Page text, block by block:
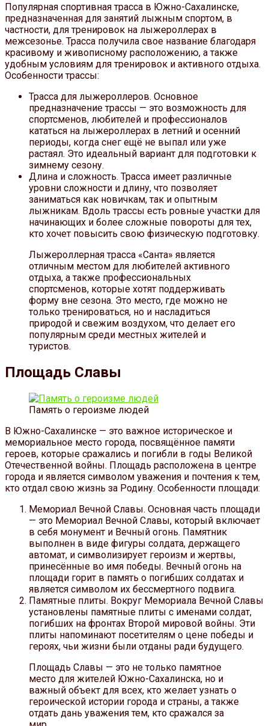
Популярная спортивная трасса в Южно-Сахалинске,
предназначенная для занятий лыжным спортом, в
частности, для тренировок на лыжероллерах в
межсезонье. Трасса получила свое название благодаря
красивому и живописному расположению, а также
удобным условиям для тренировок и активного отдыха.
Особенности трассы:
Трасса для лыжероллеров. Основное
предназначение трассы — это возможность для
спортсменов, любителей и профессионалов
кататься на лыжероллерах в летний и осенний
периоды, когда снег ещё не выпал или уже
растаял. Это идеальный вариант для подготовки к
зимнему сезону.
Длина и сложность. Трасса имеет различные
уровни сложности и длину, что позволяет
заниматься как новичкам, так и опытным
лыжникам. Вдоль трассы есть ровные участки для
начинающих и более сложные повороты для тех,
кто хочет повысить свою физическую подготовку.
Лыжероллерная трасса «Санта» является
отличным местом для любителей активного
отдыха, а также профессиональных
спортсменов, которые хотят поддерживать
форму вне сезона. Это место, где можно не
только тренироваться, но и насладиться
природой и свежим воздухом, что делает его
популярным среди местных жителей и
туристов.
Площадь Славы
Память о героизме людей
В Южно-Сахалинске — это важное историческое и
мемориальное место города, посвящённое памяти
героев, которые сражались и погибли в годы Великой
Отечественной войны. Площадь расположена в центре
города и является символом уважения и почтения к тем,
кто отдал свою жизнь за Родину. Особенности площади:
Мемориал Вечной Славы. Основная часть площади
— это Мемориал Вечной Славы, который включает
в себя монумент и Вечный огонь. Памятник
выполнен в виде фигуры солдата, держащего
автомат, и символизирует героизм и жертвы,
принесённые во имя победы. Вечный огонь на
площади горит в память о погибших солдатах и
является символом их бессмертного подвига.
Памятные плиты. Вокруг Мемориала Вечной Славы
установлены памятные плиты с именами солдат,
погибших на фронтах Второй мировой войны. Эти
плиты напоминают посетителям о цене победы и
героях, чьи жизни были отданы ради будущего.
Площадь Славы — это не только памятное
место для жителей Южно-Сахалинска, но и
важный объект для всех, кто желает узнать о
героической истории города и страны, а также
отдать дань уважения тем, кто сражался за